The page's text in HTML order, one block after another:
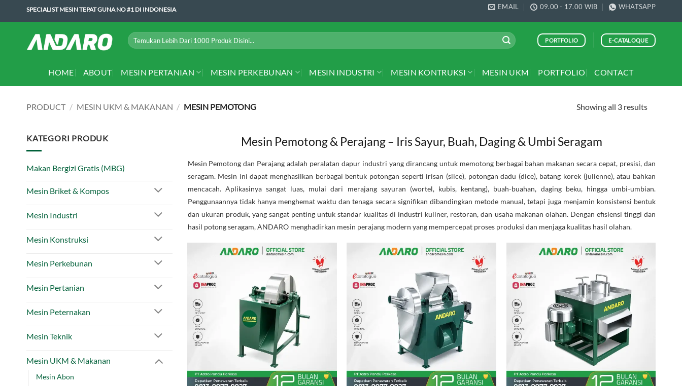
SPECIALIST MESIN TEPAT GUNA NO #1 DI INDONESIA EMAIL 09.00 - 17.00 WIB WHATSAPP
Search
for:
PORTFOLIO E-CATALOQUE
HOME ABOUT MESIN PERTANIAN MESIN PERKEBUNAN MESIN INDUSTRI MESIN KONTRUKSI MESIN UKM PORTFOLIO CONTACT
PRODUCT / MESIN UKM & MAKANAN / MESIN PEMOTONG Showing all 3 results
KATEGORI PRODUK
Makan Bergizi Gratis (MBG)
Mesin Briket & Kompos
Mesin Industri
Mesin Konstruksi
Mesin Perkebunan
Mesin Pertanian
Mesin Peternakan
Mesin Teknik
Mesin UKM & Makanan
Mesin Abon
Mesin Pemotong & Perajang – Iris Sayur, Buah, Daging & Umbi Seragam
Mesin Pemotong dan Perajang adalah peralatan dapur industri yang dirancang untuk memotong berbagai bahan makanan secara cepat, presisi, dan
seragam. Mesin ini dapat menghasilkan berbagai bentuk potongan seperti irisan (slice), potongan dadu (dice), batang korek (julienne), atau bahkan
mencacah. Aplikasinya sangat luas, mulai dari merajang sayuran (wortel, kubis, kentang), buah-buahan, daging beku, hingga umbi-umbian.
Penggunaannya tidak hanya menghemat waktu dan tenaga secara signifikan dibandingkan metode manual, tetapi juga menjamin konsistensi bentuk
dan ukuran produk, yang sangat penting untuk standar kualitas di industri kuliner, restoran, dan usaha makanan olahan. Dengan efisiensi tinggi dan
hasil potong seragam, ANDARO menghadirkan mesin perajang modern yang mempercepat proses produksi dan menjaga kualitas hasil olahan.